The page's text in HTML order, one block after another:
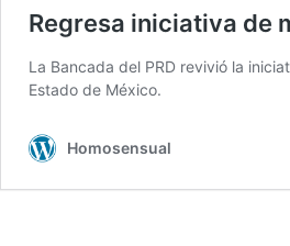
Regresa iniciativa de
La Bancada del PRD revivió la
Estado de México.
Homosensual